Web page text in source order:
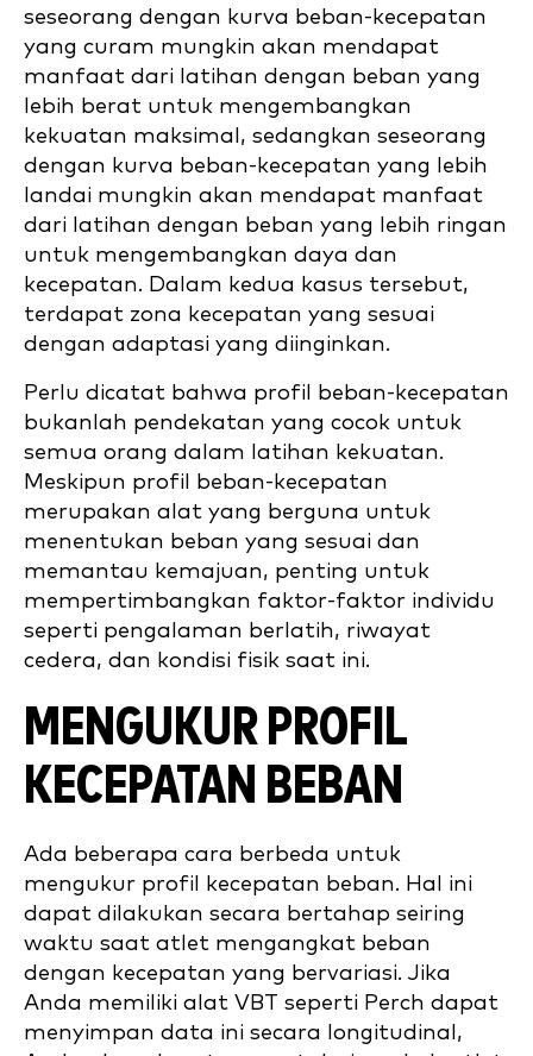
seseorang dengan kurva beban-kecepatan
yang curam mungkin akan mendapat
manfaat dari latihan dengan beban yang
lebih berat untuk mengembangkan
kekuatan maksimal, sedangkan seseorang
dengan kurva beban-kecepatan yang lebih
landai mungkin akan mendapat manfaat
dari latihan dengan beban yang lebih ringan
untuk mengembangkan daya dan
kecepatan. Dalam kedua kasus tersebut,
terdapat zona kecepatan yang sesuai
dengan adaptasi yang diinginkan.
Perlu dicatat bahwa profil beban-kecepatan
bukanlah pendekatan yang cocok untuk
semua orang dalam latihan kekuatan.
Meskipun profil beban-kecepatan
merupakan alat yang berguna untuk
menentukan beban yang sesuai dan
memantau kemajuan, penting untuk
mempertimbangkan faktor-faktor individu
seperti pengalaman berlatih, riwayat
cedera, dan kondisi fisik saat ini.
MENGUKUR PROFIL
KECEPATAN BEBAN
Ada beberapa cara berbeda untuk
mengukur profil kecepatan beban. Hal ini
dapat dilakukan secara bertahap seiring
waktu saat atlet mengangkat beban
dengan kecepatan yang bervariasi. Jika
Anda memiliki alat VBT seperti Perch dapat
menyimpan data ini secara longitudinal,